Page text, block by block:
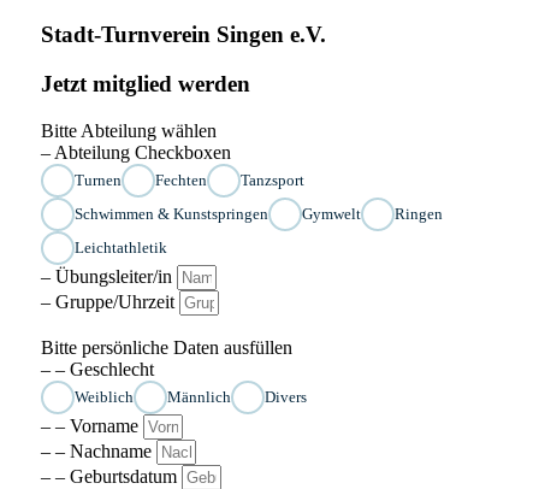
Stadt-Turnverein Singen e.V.
Jetzt mitglied werden
Bitte Abteilung wählen
– Abteilung Checkboxen
Turnen Fechten
Tanzsport
Schwimmen & Kunstspringen
Gymwelt
Ringen
Leichtathletik
– Übungsleiter/in
– Gruppe/Uhrzeit
Bitte persönliche Daten ausfüllen
– – Geschlecht
Weiblich Männlich Divers
– – Vorname
– – Nachname
– – Geburtsdatum